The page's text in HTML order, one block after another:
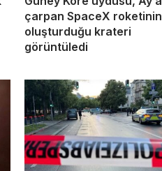
çarpan SpaceX roketinin
oluşturduğu krateri
görüntüledi